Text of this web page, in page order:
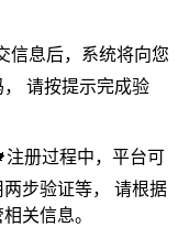
信息后，系统将向您
请按提示完成验
注册过程中，平台可
步验证等， 请根据
关信息。